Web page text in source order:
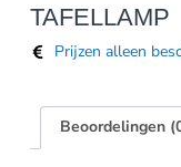
TAFELLAMP
Prijzen alleen
Beoordelingen